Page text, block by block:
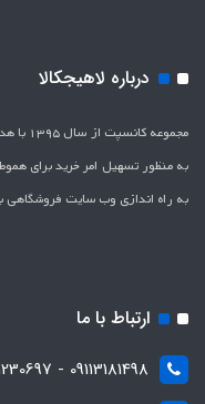
درباره لاهیجکالا
به منظور تسهیل امر خرید برای
به راه اندازی وب سایت فروشگاهی
ارتباط با ما
09113181498 - 01341230697